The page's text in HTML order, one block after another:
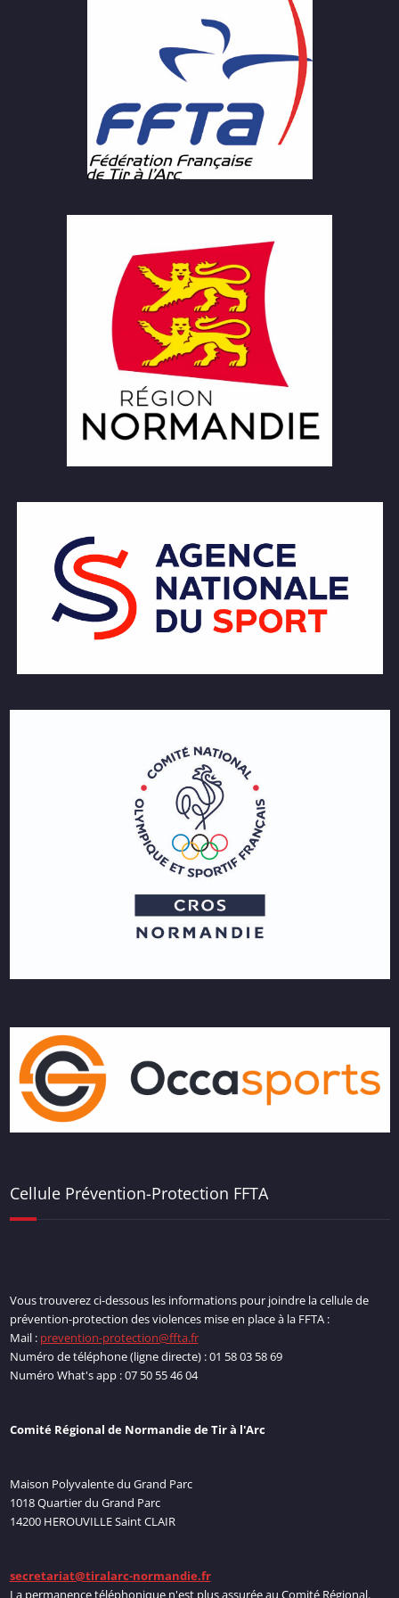
Cellule Prévention-Protection FFTA
Vous trouverez ci-dessous les informations pour joindre la cellule de
prévention-protection des violences mise en place à la FFTA :
Mail : prevention-protection@ffta.fr
Numéro de téléphone (ligne directe) : 01 58 03 58 69
Numéro What's app : 07 50 55 46 04
Comité Régional de Normandie de Tir à l'Arc
Maison Polyvalente du Grand Parc
1018 Quartier du Grand Parc
14200 HEROUVILLE Saint CLAIR
secretariat@tiralarc-normandie.fr
La permanence téléphonique n'est plus assurée au Comité Régional.